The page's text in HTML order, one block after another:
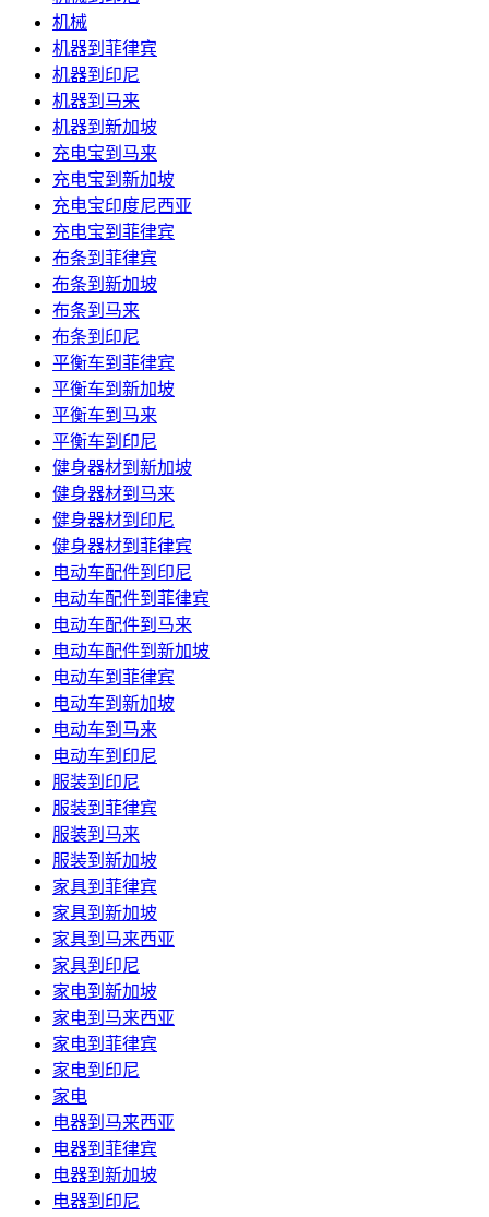
机械
机器到菲律宾
机器到印尼
机器到马来
机器到新加坡
充电宝到马来
充电宝到新加坡
充电宝印度尼西亚
充电宝到菲律宾
布条到菲律宾
布条到新加坡
布条到马来
布条到印尼
平衡车到菲律宾
平衡车到新加坡
平衡车到马来
平衡车到印尼
健身器材到新加坡
健身器材到马来
健身器材到印尼
健身器材到菲律宾
电动车配件到印尼
电动车配件到菲律宾
电动车配件到马来
电动车配件到新加坡
电动车到菲律宾
电动车到新加坡
电动车到马来
电动车到印尼
服装到印尼
服装到菲律宾
服装到马来
服装到新加坡
家具到菲律宾
家具到新加坡
家具到马来西亚
家具到印尼
家电到新加坡
家电到马来西亚
家电到菲律宾
家电到印尼
家电
电器到马来西亚
电器到菲律宾
电器到新加坡
电器到印尼